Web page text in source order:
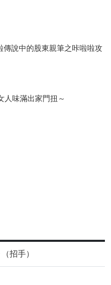
傳說中的股東親筆之咔啦啦攻
人味滿出家門扭～
招手）